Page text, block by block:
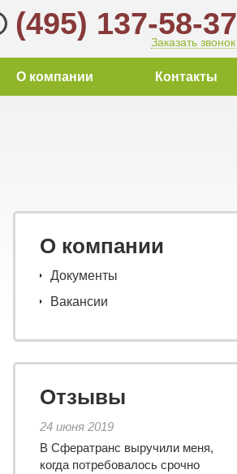
О компании Контакты
(495) 137-58-37
Заказать звонок
О компании
Документы
Вакансии
Отзывы
24 июня 2019
В Сфератранс выручили меня,
когда потребовалось срочно